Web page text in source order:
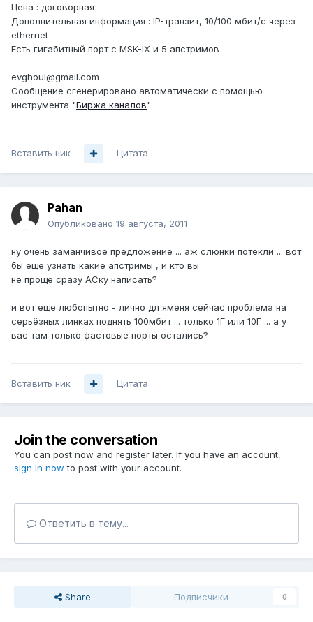
Цена : договорная
Дополнительная информация : IP-транзит, 10/100 мбит/с через
ethernet
Есть гигабитный порт с MSK-IX и 5 апстримов
evghoul@gmail.com
Сообщение сгенерировано автоматически с помощью
инструмента "Биржа каналов"
Вставить ник Цитата
Pahan
Опубликовано 19 августа, 2011
ну очень заманчивое предложение ... аж слюнки потекли ... вот
бы еще узнать какие апстримы , и кто вы
не проще сразу АСку написать?
и вот еще любопытно - лично дл яменя сейчас проблема на
серьёзных линках поднять 100мбит ... только 1Г или 10Г ... а у
вас там только фастовые порты остались?
Вставить ник Цитата
Join the conversation
You can post now and register later. If you have an account,
sign in now to post with your account.
Ответить в тему...
Share Подписчики 0